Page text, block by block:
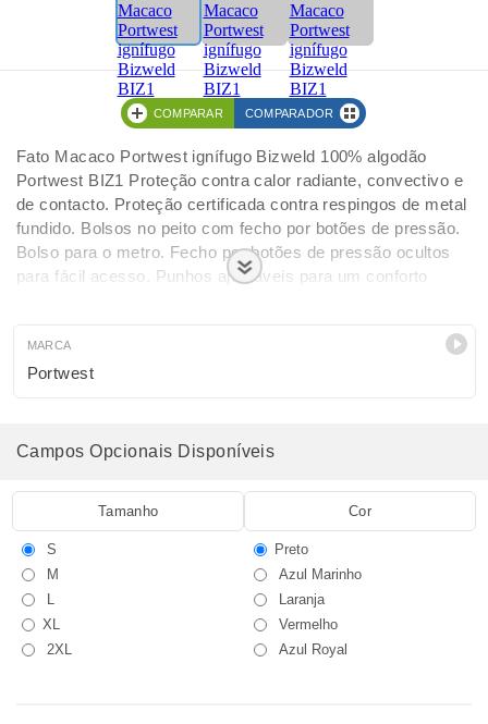
COMPARAR COMPARADOR
Fato Macaco Portwest ignífugo Bizweld 100% algodão
Portwest BIZ1 Proteção contra calor radiante, convectivo e
de contacto. Proteção certificada contra respingos de metal
fundido. Bolsos no peito com fecho por botões de pressão.
Bolso para o metro. Fecho por botões de pressão ocultos
para fácil acesso. Punhos ajustáveis para um conforto
Certificado CE Tecido com classificação 40 UPF para
bloquear 98% dos raios UV.
MARCA
Portwest
Campos Opcionais Disponíveis
Tamanho
S
M
L
XL
2XL
Cor
Preto
Azul Marinho
Laranja
Vermelho
Azul Royal